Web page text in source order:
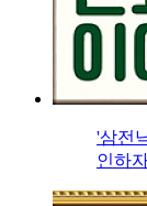
'삼전
인하